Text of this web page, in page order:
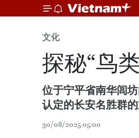
文化
探秘“鸟
位于宁平省南华闾
认定的长安名胜群的
30/08/2025 05:00